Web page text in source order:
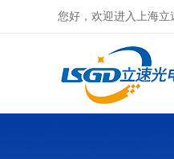
您好，欢迎进入上海立